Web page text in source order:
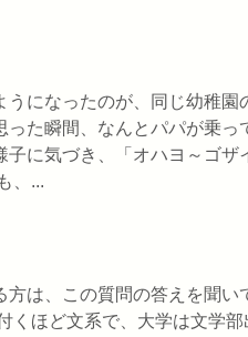
になったのが、同じ幼稚園
た瞬間、なんとパパが乗っ
に気づき、「オハヨ～ゴザ
、...
は、この質問の答えを聞い
くほど文系で、大学は文学